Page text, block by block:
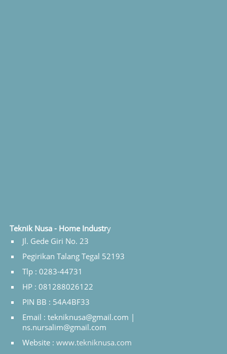
Teknik Nusa - Home Industry
Jl. Gede Giri No. 23
Pegirikan Talang Tegal 52193
Tlp : 0283-44731
HP : 081288026122
PIN BB : 54A4BF33
Email : tekniknusa@gmail.com |
ns.nursalim@gmail.com
Website : www.tekniknusa.com